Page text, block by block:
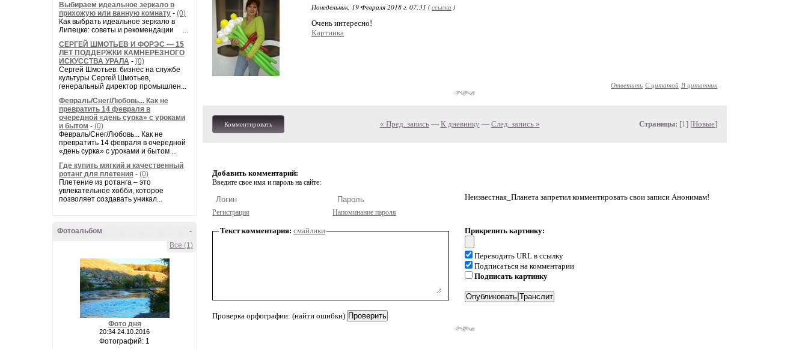
Выбираем идеальное зеркало в
прихожую или ванную комнату - (0)
Как выбрать идеальное зеркало в
Липецке: советы и рекомендации ...
СЕРГЕЙ ШМОТЬЕВ И ФОРЭС — 15
ЛЕТ ПОДДЕРЖКИ КАМНЕРЕЗНОГО
ИСКУССТВА УРАЛА - (0)
Сергей Шмотьев: бизнес на службе
культуры Сергей Шмотьев,
генеральный директор промышлен...
Февраль/Снег/Любовь... Как не
превратить 14 февраля в
очередной «день сурка» с уроками
и бытом - (0)
Февраль/Снег/Любовь... Как не
превратить 14 февраля в очередной
«день сурка» с уроками и бытом ...
Где купить мягкий и качественный
ротанг для плетения - (0)
Плетение из ротанга – это
увлекательное хобби, которое
позволяет создавать уникал...
-
Фотоальбом
Все (1)
Фото дня
20:34 24.10.2016
Фотографий: 1
Понедельник, 19 Февраля 2018 г. 07:31 (ссылка )
Очень интересно!
Картинка
Ответить С цитатой В цитатник
Комментировать « Пред. запись— К дневнику — След. запись » Страницы: [1] [Новые]
Добавить комментарий:
Введите свое имя и пароль на сайте:
Регистрация Напоминание пароля
Неизвестная_Планета запретил комментировать свои записи Анонимам!
Текст комментария: смайлики
Проверка орфографии: (найти ошибки)
Прикрепить картинку:
Переводить URL в ссылку
Подписаться на комментарии
Подписать картинку